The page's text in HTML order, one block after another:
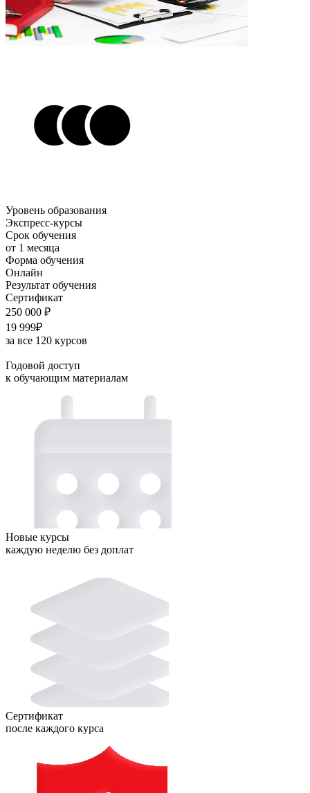
Уровень образования
Экспресс-курсы
Срок обучения
от 1 месяца
Форма обучения
Онлайн
Результат обучения
Сертификат
250 000 ₽
19 999₽
за все 120 курсов
Годовой доступ
к обучающим материалам
Новые курсы
каждую неделю без доплат
Сертификат
после каждого курса